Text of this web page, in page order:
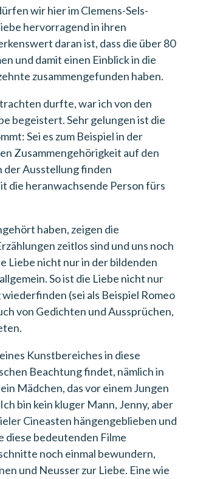
wir hier im Clemens-Sels-
hervorragend in ihren
daran ist, dass die über 80
und damit einen Einblick in die
zusammengefunden haben.
durfte, war ich von den
begeistert. Sehr gelungen ist die
Sei es zum Beispiel in der
Zusammengehörigkeit auf den
der Ausstellung finden
die heranwachsende Person fürs
haben, zeigen die
zeitlos sind und uns noch
Liebe nicht nur in der bildenden
So ist die Liebe nicht nur
(sei als Beispiel Romeo
von Gedichten und Aussprüchen,
Kunstbereiches in diese
Beachtung findet, nämlich in
Mädchen, das vor einem Jungen
bin kein kluger Mann, Jenny, aber
Cineasten hängengeblieben und
diese bedeutenden Filme
noch einmal bewundern,
und Neusser zur Liebe. Eine wie